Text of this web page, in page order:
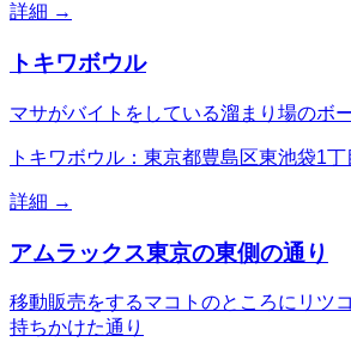
詳細 →
トキワボウル
マサがバイトをしている溜まり場のボ
トキワボウル：東京都豊島区東池袋1丁
詳細 →
アムラックス東京の東側の通り
移動販売をするマコトのところにリツ
持ちかけた通り